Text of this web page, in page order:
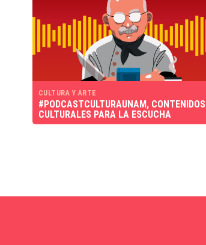
CULTURA Y ARTE
#PODCASTCULTURAUNAM, CONTENIDOS
CULTURALES PARA LA ESCUCHA